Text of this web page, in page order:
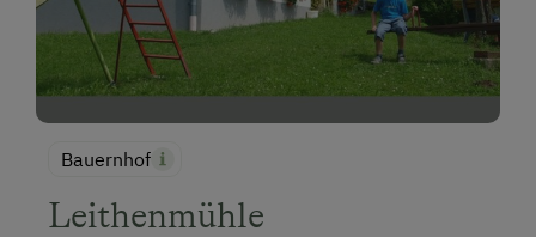
Bauernhof
Leithenmühle